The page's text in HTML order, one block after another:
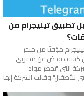
تطبيق تيليجرام من
مؤقتًا من متجر
أن كشف فحصٌ عن محتوى
التي "تحظر مواد
للأطفال".وقالت الشركة إنها